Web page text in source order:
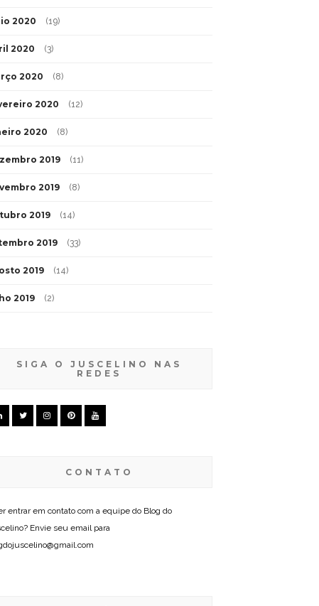
2020 (19)
2020 (3)
2020 (8)
2020 (12)
2020 (8)
2019 (11)
2019 (8)
2019 (14)
2019 (33)
2019 (14)
2019 (2)
SIGA O JUSCELINO NAS
REDES
CONTATO
entrar em contato com a equipe do Blog do
Envie seu email para